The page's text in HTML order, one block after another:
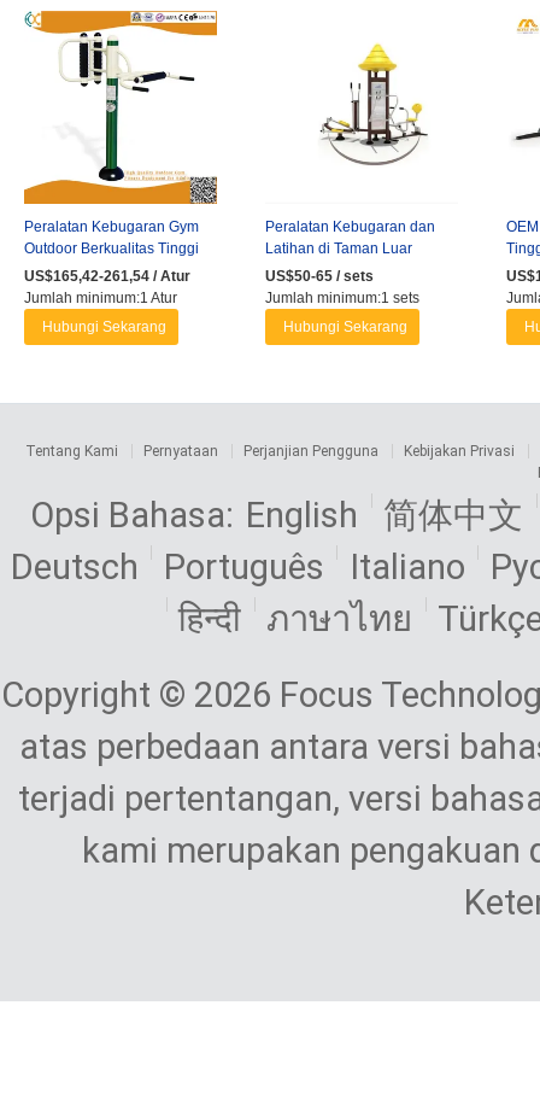
Peralatan Kebugaran Gym
Outdoor Berkualitas Tinggi
untuk Dewasa
US$165,42-261,54 / Atur
Jumlah minimum:1 Atur
Hubungi Sekarang
Peralatan Kebugaran dan
Latihan di Taman Luar
Ruangan
US$50-65 / sets
Jumlah minimum:1 sets
Hubungi Sekarang
Tentang Kami Pernyataan Perjanjian Pengguna
Kebijakan Privasi
Opsi Bahasa: English
简体中文
Deutsch
Português Italiano
हिन्दी
ภาษาไทย
Copyright © 2026 Focus
atas perbedaan antara versi
terjadi pertentangan, versi
kami merupakan pengakuan